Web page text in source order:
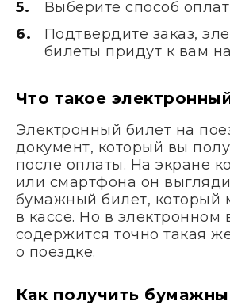
Выберите способ
Подтвердите заказ,
билеты придут к вам
Что такое
Электронный билет на
документ, который вы
после оплаты. На экране
или смартфона он
бумажный билет, который
в кассе. Но в электронном
содержится точно такая
о поездке.
Как получить